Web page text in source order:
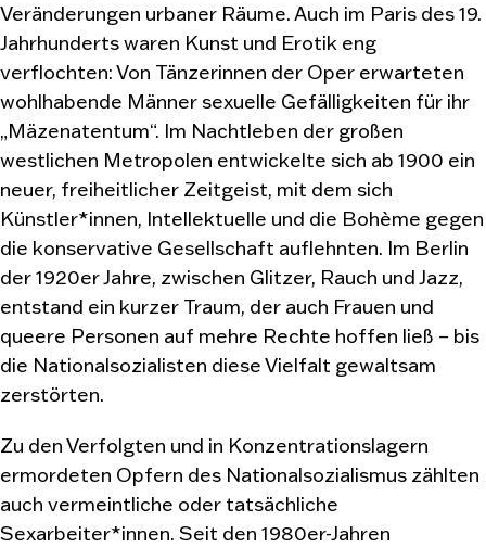
Veränderungen urbaner Räume. Auch im Paris des 19.
Jahrhunderts waren Kunst und Erotik eng
verflochten: Von Tänzerinnen der Oper erwarteten
wohlhabende Männer sexuelle Gefälligkeiten für ihr
„Mäzenatentum“. Im Nachtleben der großen
westlichen Metropolen entwickelte sich ab 1900 ein
neuer, freiheitlicher Zeitgeist, mit dem sich
Künstler*innen, Intellektuelle und die Bohème gegen
die konservative Gesellschaft auflehnten. Im Berlin
der 1920er Jahre, zwischen Glitzer, Rauch und Jazz,
entstand ein kurzer Traum, der auch Frauen und
queere Personen auf mehre Rechte hoffen ließ – bis
die Nationalsozialisten diese Vielfalt gewaltsam
zerstörten.
Zu den Verfolgten und in Konzentrationslagern
ermordeten Opfern des Nationalsozialismus zählten
auch vermeintliche oder tatsächliche
Sexarbeiter*innen. Seit den 1980er-Jahren